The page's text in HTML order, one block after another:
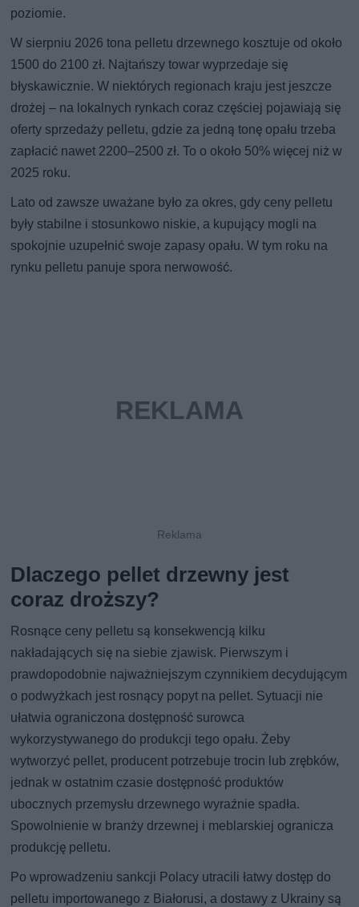
poziomie.
W sierpniu 2026 tona pelletu drzewnego kosztuje od około
1500 do 2100 zł. Najtańszy towar wyprzedaje się
błyskawicznie. W niektórych regionach kraju jest jeszcze
drożej – na lokalnych rynkach coraz częściej pojawiają się
oferty sprzedaży pelletu, gdzie za jedną tonę opału trzeba
zapłacić nawet 2200–2500 zł. To o około 50% więcej niż w
2025 roku.
Lato od zawsze uważane było za okres, gdy ceny pelletu
były stabilne i stosunkowo niskie, a kupujący mogli na
spokojnie uzupełnić swoje zapasy opału. W tym roku na
rynku pelletu panuje spora nerwowość.
Dlaczego pellet drzewny jest
coraz droższy?
Rosnące ceny pelletu są konsekwencją kilku
nakładających się na siebie zjawisk. Pierwszym i
prawdopodobnie najważniejszym czynnikiem decydującym
o podwyżkach jest rosnący popyt na pellet. Sytuacji nie
ułatwia ograniczona dostępność surowca
wykorzystywanego do produkcji tego opału. Żeby
wytworzyć pellet, producent potrzebuje trocin lub zrębków,
jednak w ostatnim czasie dostępność produktów
ubocznych przemysłu drzewnego wyraźnie spadła.
Spowolnienie w branży drzewnej i meblarskiej ogranicza
produkcję pelletu.
Po wprowadzeniu sankcji Polacy utracili łatwy dostęp do
pelletu importowanego z Białorusi, a dostawy z Ukrainy są